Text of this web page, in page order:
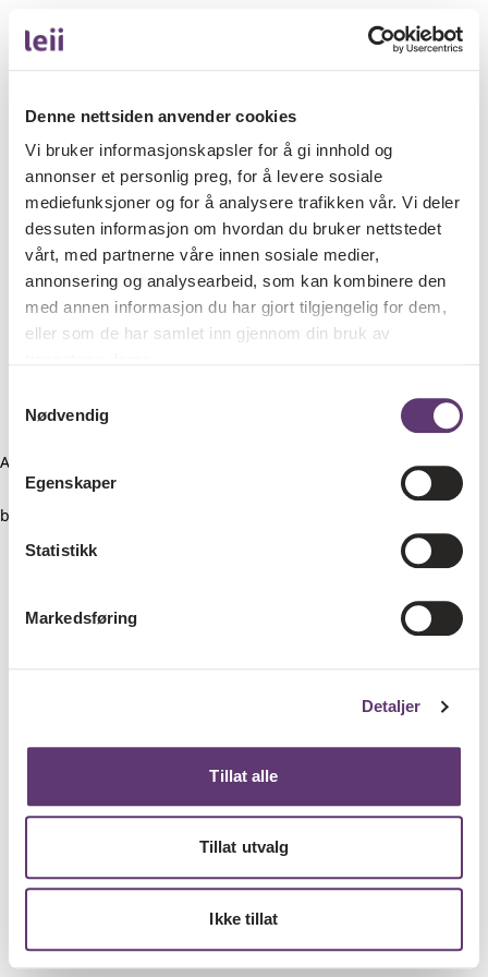
Denne nettsiden anvender cookies
Vi bruker informasjonskapsler for å gi innhold og
annonser et personlig preg, for å levere sosiale
mediefunksjoner og for å analysere trafikken vår. Vi deler
dessuten informasjon om hvordan du bruker nettstedet
vårt, med partnerne våre innen sosiale medier,
annonsering og analysearbeid, som kan kombinere den
med annen informasjon du har gjort tilgjengelig for dem,
eller som de har samlet inn gjennom din bruk av
Nødvendig
Egenskaper
Statistikk
Markedsføring
Detaljer
Tillat alle
Tillat utvalg
Ikke tillat
Application error: a client-side exception has occurred (see the
browser console for more information)